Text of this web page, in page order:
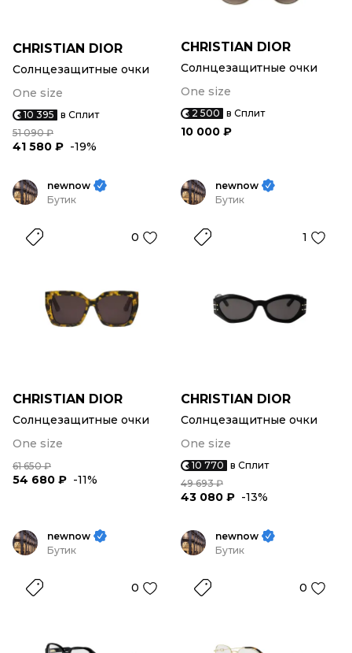
CHRISTIAN DIOR
Солнцезащитные очки
One size
10 395 в Сплит
51 090 ₽
41 580 ₽ -19%
CHRISTIAN DIOR
Солнцезащитные очки
One size
2 500 в Сплит
10 000 ₽
newnow
Бутик
0
CHRISTIAN DIOR
Солнцезащитные очки
One size
61 650 ₽
54 680 ₽ -11%
newnow
Бутик
1
CHRISTIAN DIOR
Солнцезащитные очки
One size
10 770 в Сплит
49 693 ₽
43 080 ₽ -13%
newnow
Бутик
0
newnow
Бутик
0